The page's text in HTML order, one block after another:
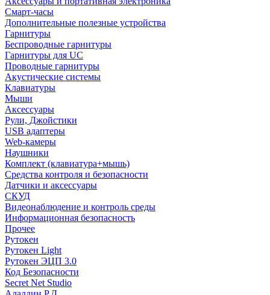
Смарт-часы
Дополнительные полезные устройства
Гарнитуры
Беспроводные гарнитуры
Гарнитуры для UC
Проводные гарнитуры
Акустические системы
Клавиатуры
Мыши
Аксессуары
Рули, Джойстики
USB адаптеры
Web-камеры
Наушники
Комплект (клавиатура+мышь)
Средства контроля и безопасности
Датчики и аксессуары
СКУД
Видеонаблюдение и контроль среды
Информационная безопасность
Прочее
Рутокен
Рутокен Light
Рутокен ЭЦП 3.0
Код Безопасности
Secret Net Studio